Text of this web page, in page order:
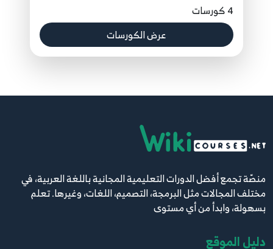
4 كورسات
عرض الكورسات
منصّة تجمع أفضل الدورات التعليمية المجانية باللغة العربية، في
مختلف المجالات مثل البرمجة، التصميم، اللغات، وغيرها. تعلم
بسهولة، وابدأ من أي مستوى
دليل الموقع